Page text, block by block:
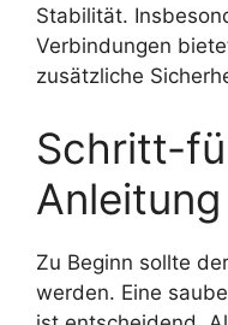
Stabilität.
Verbindungen
zusätzliche
Schritt-
Zu Beginn sollte
werden. Eine